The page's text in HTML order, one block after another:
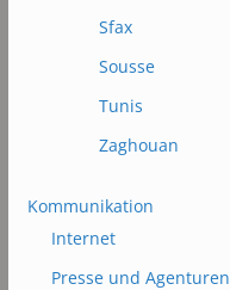
Sfax
Sousse
Tunis
Zaghouan
Kommunikation
Internet
Presse und Agenturen